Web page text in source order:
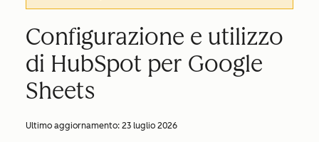
Configurazione e utilizzo
di HubSpot per Google
Sheets
Ultimo aggiornamento: 23 luglio 2026